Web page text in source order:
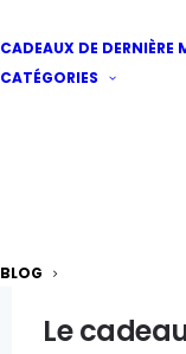
CADEAUX DE DERNIÈRE
CATÉGORIES
BLOG
Le